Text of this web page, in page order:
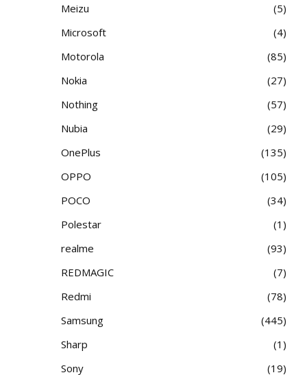
Meizu
5
Microsoft
4
Motorola
85
Nokia
27
Nothing
57
Nubia
29
OnePlus
135
OPPO
105
POCO
34
Polestar
1
realme
93
REDMAGIC
7
Redmi
78
Samsung
445
Sharp
1
Sony
19